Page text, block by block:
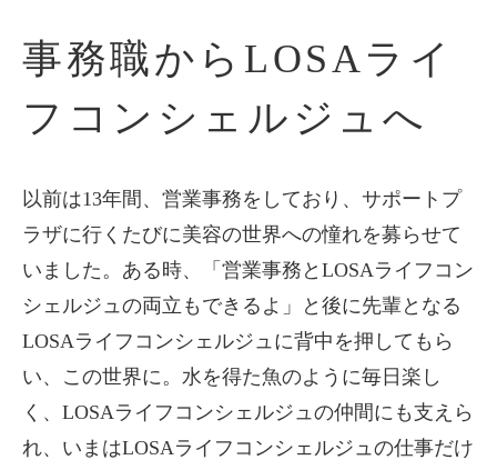
事務職からLOSAライ
フコンシェルジュへ
以前は13年間、営業事務をしており、サポートプ
ラザに行くたびに美容の世界への憧れを募らせて
いました。ある時、「営業事務とLOSAライフコン
シェルジュの両立もできるよ」と後に先輩となる
LOSAライフコンシェルジュに背中を押してもら
い、この世界に。水を得た魚のように毎日楽し
く、LOSAライフコンシェルジュの仲間にも支えら
れ、いまはLOSAライフコンシェルジュの仕事だけ